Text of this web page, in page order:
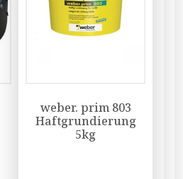
weber. prim 803
Haftgrundierung
5kg